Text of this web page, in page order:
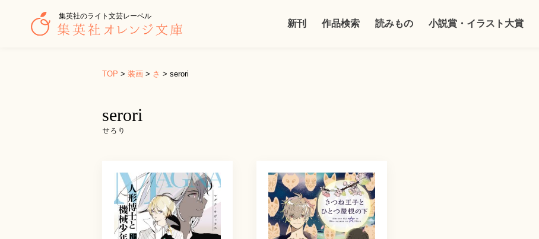
集英社のライト文芸レーベル
新刊 作品検索 読みもの 小説賞・イラスト大賞
TOP > 装画 > さ > serori
serori
せろり